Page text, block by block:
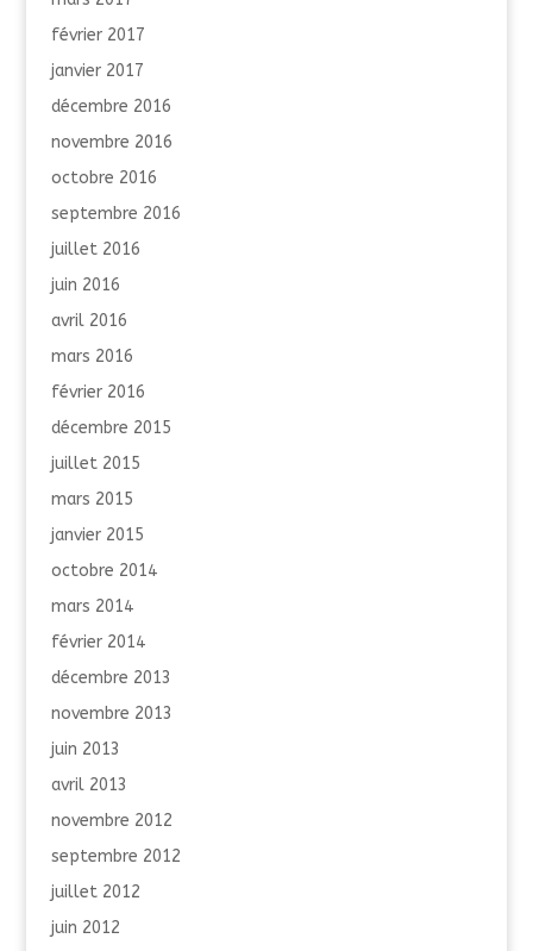
février 2017
janvier 2017
décembre 2016
novembre 2016
octobre 2016
septembre 2016
juillet 2016
juin 2016
avril 2016
mars 2016
février 2016
décembre 2015
juillet 2015
mars 2015
janvier 2015
octobre 2014
mars 2014
février 2014
décembre 2013
novembre 2013
juin 2013
avril 2013
novembre 2012
septembre 2012
juillet 2012
juin 2012